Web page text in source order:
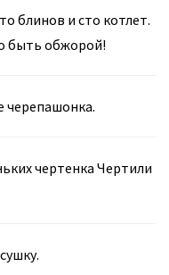
блинов и сто котлет.
быть обжорой!
черепашонка.
чертенка Чертили